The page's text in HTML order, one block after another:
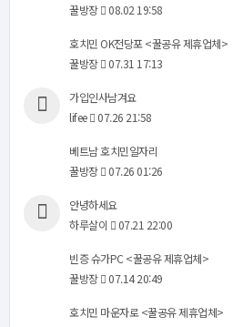
꿀방장
08.02 19:58
호치민 OK전당포 <꿀공유 제휴업체>
꿀방장
07.31 17:13
가입인사남겨요
lifee
07.26 21:58
베트남 호치민일자리
꿀방장
07.26 01:26
안녕하세요
하루살이
07.21 22:00
빈증 슈가PC <꿀공유 제휴업체>
꿀방장
07.14 20:49
호치민 마운자로 <꿀공유 제휴업체>